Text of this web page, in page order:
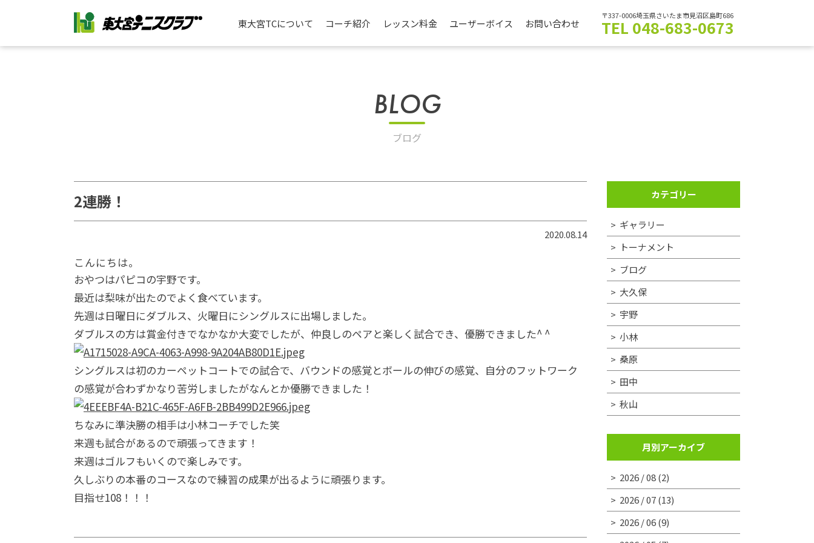
東大宮TCについて コーチ紹介 レッスン料金 ユーザーボイス お問い合わせ
〒337-0006埼玉県さいたま市見沼区島町686
TEL 048-683-0673
BLOG
ブログ
2連勝！
2020.08.14
こんにちは。
おやつはパピコの宇野です。
最近は梨味が出たのでよく食べています。
先週は日曜日にダブルス、火曜日にシングルスに出場しました。
ダブルスの方は賞金付きでなかなか大変でしたが、仲良しのペアと楽しく試合でき、優勝できました^ ^
シングルスは初のカーペットコートでの試合で、バウンドの感覚とボールの伸びの感覚、自分のフットワーク
の感覚が合わずかなり苦労しましたがなんとか優勝できました！
ちなみに準決勝の相手は小林コーチでした笑
来週も試合があるので頑張ってきます！
来週はゴルフもいくので楽しみです。
久しぶりの本番のコースなので練習の成果が出るように頑張ります。
目指せ108！！！
カテゴリー
ギャラリー
トーナメント
ブログ
大久保
宇野
小林
桑原
田中
秋山
月別アーカイブ
2026 / 08(2)
2026 / 07(13)
2026 / 06(9)